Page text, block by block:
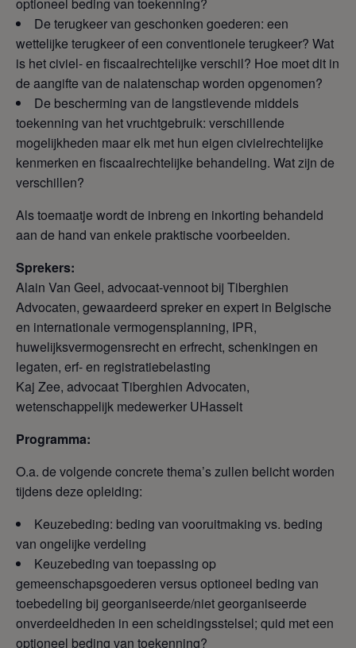
De terugkeer van geschonken goederen: een
wettelijke terugkeer of een conventionele terugkeer? Wat
is het civiel- en fiscaalrechtelijke verschil? Hoe moet dit in
de aangifte van de nalatenschap worden opgenomen?
De bescherming van de langstlevende middels
toekenning van het vruchtgebruik: verschillende
mogelijkheden maar elk met hun eigen civielrechtelijke
kenmerken en fiscaalrechtelijke behandeling. Wat zijn de
verschillen?
Als toemaatje wordt de inbreng en inkorting behandeld
aan de hand van enkele praktische voorbeelden.
Sprekers:
Alain Van Geel, advocaat-vennoot bij Tiberghien
Advocaten, gewaardeerd spreker en expert in Belgische
en internationale vermogensplanning, IPR,
huwelijksvermogensrecht en erfrecht, schenkingen en
legaten, erf- en registratiebelasting
Kaj Zee, advocaat Tiberghien Advocaten,
wetenschappelijk medewerker UHasselt
Programma:
O.a. de volgende concrete thema’s zullen belicht worden
tijdens deze opleiding:
Keuzebeding: beding van vooruitmaking vs. beding
van ongelijke verdeling
Keuzebeding van toepassing op
gemeenschapsgoederen versus optioneel beding van
toebedeling bij georganiseerde/niet georganiseerde
onverdeeldheden in een scheidingsstelsel; quid met een
optioneel beding van toekenning?